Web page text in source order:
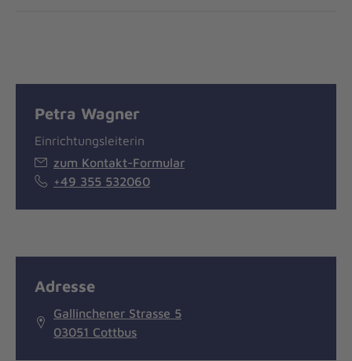
Petra Wagner
Einrichtungsleiterin
zum Kontakt-Formular
+49 355 532060
Adresse
Gallinchener Strasse 5
03051 Cottbus